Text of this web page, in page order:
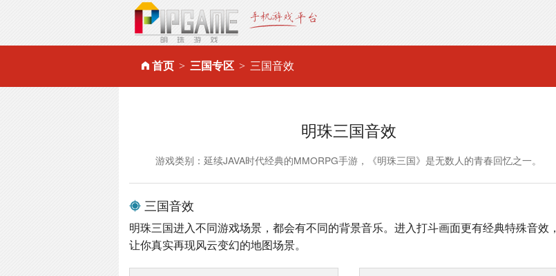
首页 三国专区 三国音效
明珠三国音效
游戏类别：延续JAVA时代经典的MMORPG手游，《明珠三国》是无数人的青春回忆之一。
三国音效
明珠三国进入不同游戏场景，都会有不同的背景音乐。进入打斗画面更有经典特殊音效，
让你真实再现风云变幻的地图场景。